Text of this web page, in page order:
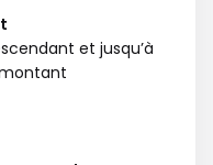
et jusqu’à